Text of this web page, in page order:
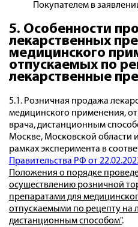
Покупателем в
5. Особенности
лекарственных
медицинского
отпускаемых по
лекарственные
5.1. Розничная продажа
медицинского применения,
врача, дистанционным
Москве, Московской области
рамках эксперимента в
Правительства РФ от
Положения о порядке
осуществлению розничной
препаратами для
отпускаемыми по рецепту на
дистанционным способом".